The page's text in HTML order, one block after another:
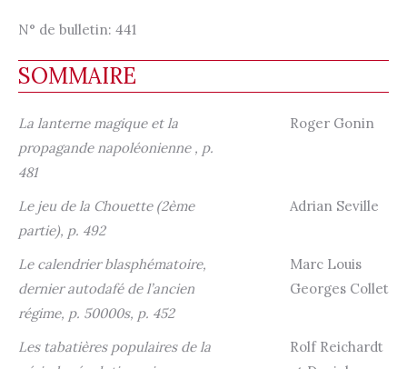
N° de bulletin: 441
SOMMAIRE
La lanterne magique et la
propagande napoléonienne , p.
481
Roger Gonin
Le jeu de la Chouette (2ème
partie), p. 492
Adrian Seville
Le calendrier blasphématoire,
dernier autodafé de l’ancien
régime, p. 50000s, p. 452
Marc Louis
Georges Collet
Les tabatières populaires de la
Rolf Reichardt